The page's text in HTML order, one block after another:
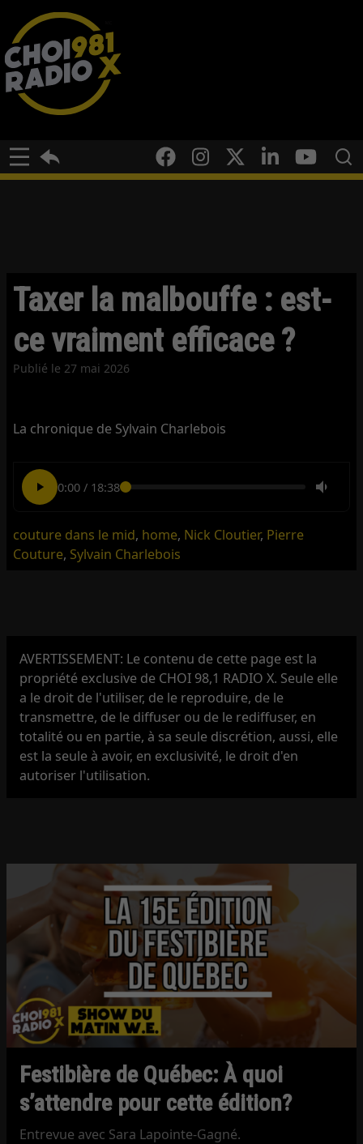
Taxer la malbouffe : est-
ce vraiment efficace ?
Publié le 27 mai 2026
La chronique de Sylvain Charlebois
0:00/ 18:38
couture dans le mid, home, Nick Cloutier, Pierre
Couture, Sylvain Charlebois
AVERTISSEMENT: Le contenu de cette page est la
propriété exclusive de CHOI 98,1 RADIO X. Seule elle
a le droit de l'utiliser, de le reproduire, de le
transmettre, de le diffuser ou de le rediffuser, en
totalité ou en partie, à sa seule discrétion, aussi, elle
est la seule à avoir, en exclusivité, le droit d'en
autoriser l'utilisation.
Festibière de Québec: À quoi
s’attendre pour cette édition?
Entrevue avec Sara Lapointe-Gagné.